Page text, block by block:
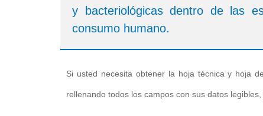
y bacteriológicas dentro de las
consumo humano.
Si usted necesita obtener la hoja técnica y hoja
rellenando todos los campos con sus datos